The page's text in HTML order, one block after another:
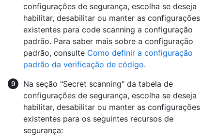
configurações de segurança, escolha se deseja
habilitar, desabilitar ou manter as configurações
existentes para code scanning a configuração
padrão. Para saber mais sobre a configuração
padrão, consulte Como definir a configuração
padrão da verificação de código.
Na seção "Secret scanning" da tabela de
configurações de segurança, escolha se deseja
habilitar, desabilitar ou manter as configurações
existentes para os seguintes recursos de
segurança: